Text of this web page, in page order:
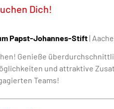
Dich!
Papst-Johannes-Stift|
Genieße
und attraktive
Teams!